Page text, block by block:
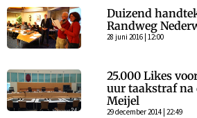
Duizend
Randweg
28 juni 2016 | 12:00
25.000 Likes
uur taakstraf na
Meijel
29 december 2014 | 22:49